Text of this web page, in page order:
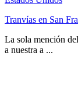
Tranvías en San
La sola mención
a nuestra a ...